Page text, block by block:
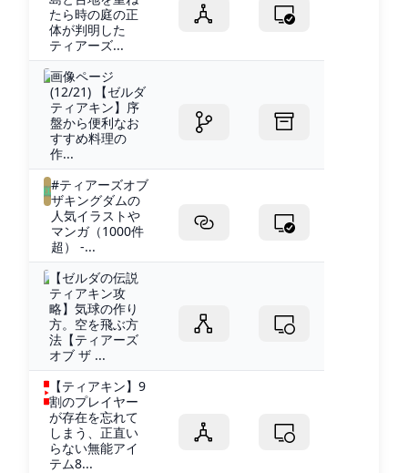
たら時の庭の正
体が判明した
ティアーズ...
画像ページ
(12/21) 【ゼルダ
ティアキン】序
盤から便利なお
すすめ料理の
作...
#ティアーズオブ
ザキングダムの
人気イラストや
マンガ（1000件
超） -...
【ゼルダの伝説
ティアキン攻
略】気球の作り
方。空を飛ぶ方
法【ティアーズ
オブ ザ ...
【ティアキン】9
割のプレイヤー
が存在を忘れて
しまう、正直い
らない無能アイ
テム8...